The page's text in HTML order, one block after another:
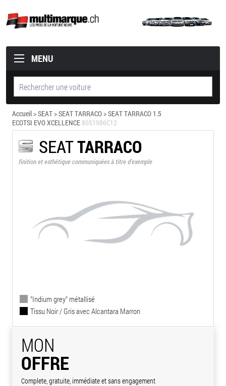
MENU
Accueil>SEAT>SEAT TARRACO> SEAT TARRACO 1.5
ECOTSI EVO XCELLENCE 8051986C12
SEATTARRACO
finition et esthétique communiquées à titre d’exemple
"Indium grey" métallisé
Tissu Noir / Gris avec Alcantara Marron
MON
OFFRE
Complete, gratuite, immédiate et sans engagement